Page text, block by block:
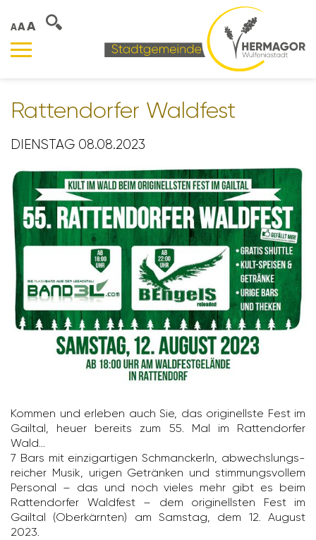
AAA
Ratten­dorfer Wald­fest
DIENSTAG 08.08.2023
Kommen und erleben auch Sie, das origi­nellste Fest im
Gailtal, heuer bereits zum 55. Mal im Ratten­dorfer
Wald...
7 Bars mit einzig­ar­tigen Schmanckerln, abwechs­lungs­
rei­cher Musik, urigen Getränken und stim­mungs­vollem
Personal – das und noch vieles mehr gibt es beim
Ratten­dorfer Wald­fest – dem origi­nellsten Fest im
Gailtal (Ober­kärnten) am Samstag, dem 12. August
2023.